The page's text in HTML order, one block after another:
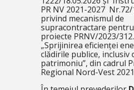
PR NV 2021-2027 Nr.72/
privind mecanismul de
supracontractare
proiecte PRNV/2023/
„Sprijinirea eficienței
clădirile publice, inclusiv
patrimoniu”, din cadrul
Regional Nord-Vest